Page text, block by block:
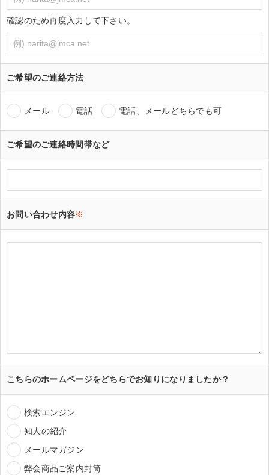
確認のため再度入力して下さい。
ご希望のご連絡方法
メール 電話 電話、メールどちらでも可
ご希望のご連絡時間帯など
お問い合わせ内容※
こちらのホームページをどちらでお知りになりましたか？
検索エンジン
知人の紹介
メールマガジン
弊会商品ご案内封筒